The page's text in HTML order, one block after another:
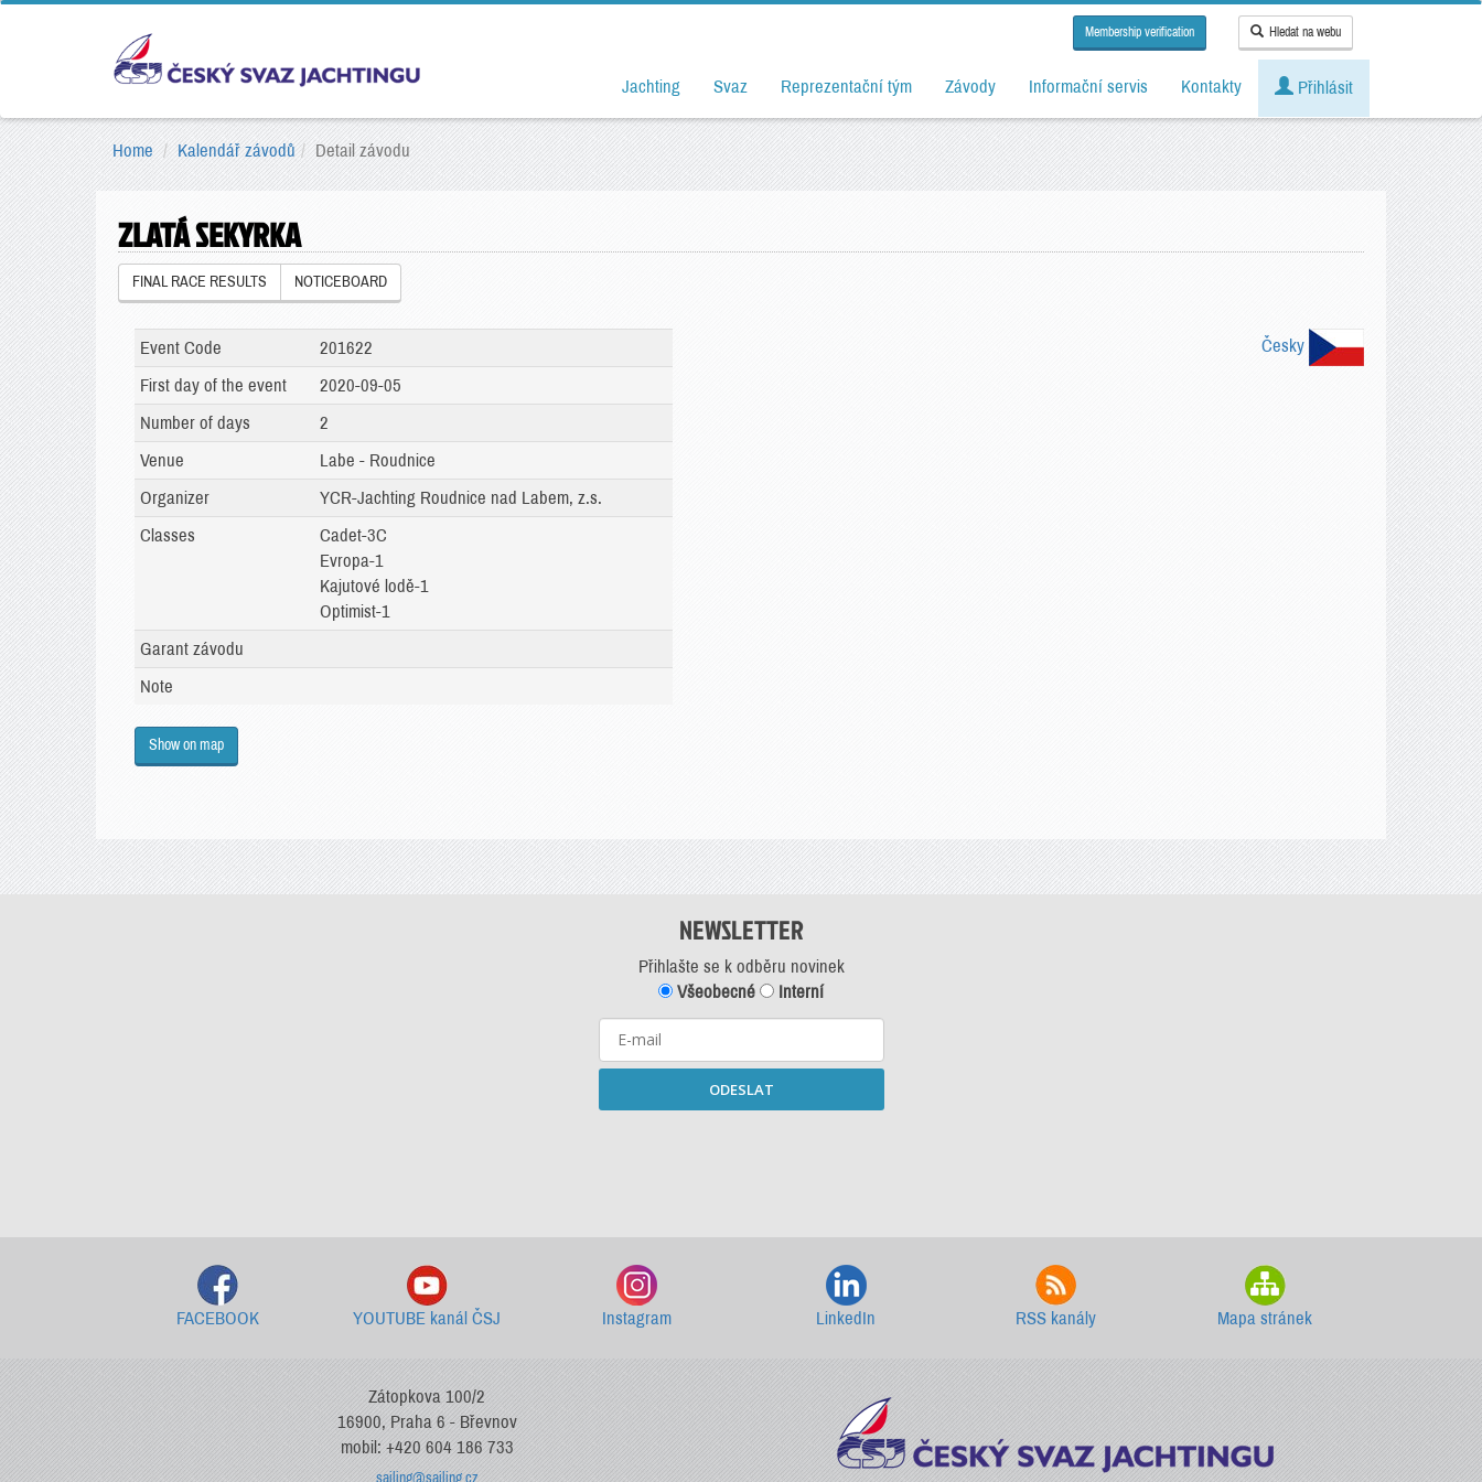
Membership verification Hledat na webu
Jachting Svaz Reprezentační tým Závody Informační servis Kontakty Přihlásit
Home Kalendář závodů Detail závodu
ZLATÁ SEKYRKA
FINAL RACE RESULTS NOTICEBOARD
Česky
Event Code
201622
First day of the event
2020-09-05
Number of days
2
Venue
Labe - Roudnice
Organizer
YCR-Jachting Roudnice nad Labem, z.s.
Classes
Cadet-3C
Evropa-1
Kajutové lodě-1
Optimist-1
Garant závodu
Note
Show on map
NEWSLETTER
Přihlašte se k odběru novinek
Všeobecné
Interní
ODESLAT
FACEBOOK YOUTUBE kanál ČSJ Instagram LinkedIn RSS kanály Mapa stránek
Zátopkova 100/2
16900, Praha 6 - Břevnov
mobil: +420 604 186 733
sailing@sailing.cz